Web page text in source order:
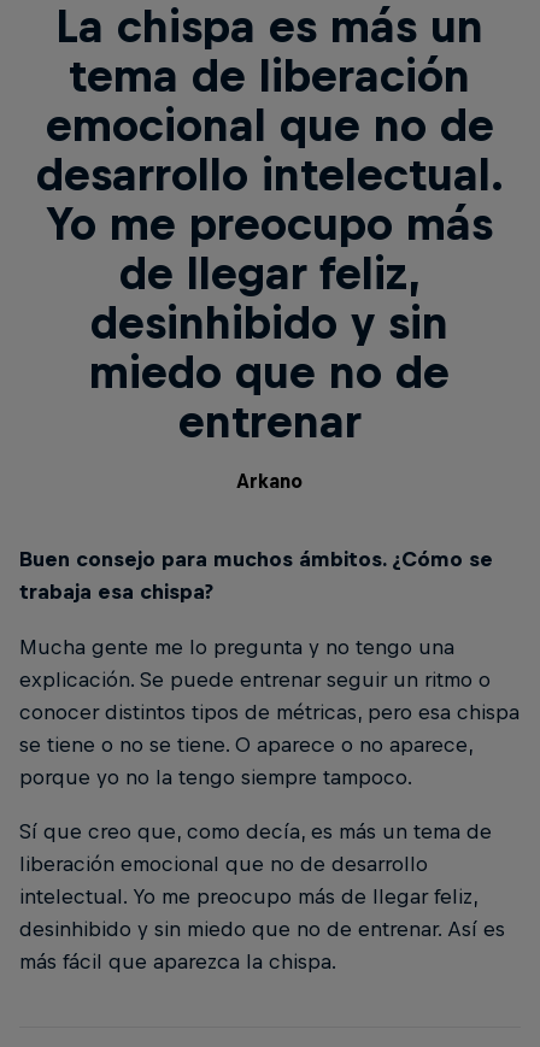
La chispa es más un
tema de liberación
emocional que no de
desarrollo intelectual.
Yo me preocupo más
de llegar feliz,
desinhibido y sin
miedo que no de
entrenar
Arkano
Buen consejo para muchos ámbitos. ¿Cómo se
trabaja esa chispa?
Mucha gente me lo pregunta y no tengo una
explicación. Se puede entrenar seguir un ritmo o
conocer distintos tipos de métricas, pero esa chispa
se tiene o no se tiene. O aparece o no aparece,
porque yo no la tengo siempre tampoco.
Sí que creo que, como decía, es más un tema de
liberación emocional que no de desarrollo
intelectual. Yo me preocupo más de llegar feliz,
desinhibido y sin miedo que no de entrenar. Así es
más fácil que aparezca la chispa.